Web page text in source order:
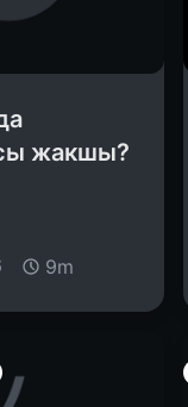
жакшы?
9m